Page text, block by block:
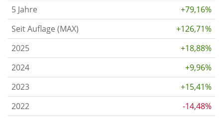
5 Jahre
+79,16%
Seit Auflage (MAX)
+126,71%
2025
+18,88%
2024
+9,96%
2023
+15,41%
2022
-14,48%